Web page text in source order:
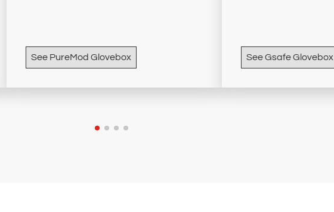
See PureMod Glovebox See Gsafe Glovebox